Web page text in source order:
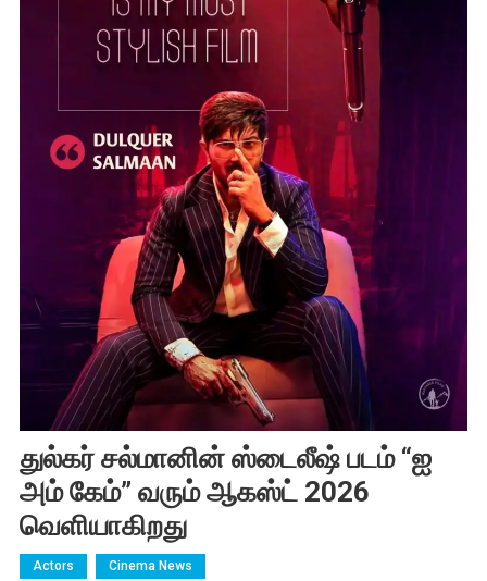
துல்கர் சல்மானின் ஸ்டைலீஷ் படம் “ஐ
அம் கேம்” வரும் ஆகஸ்ட் 2026
வெளியாகிறது
Actors Cinema News